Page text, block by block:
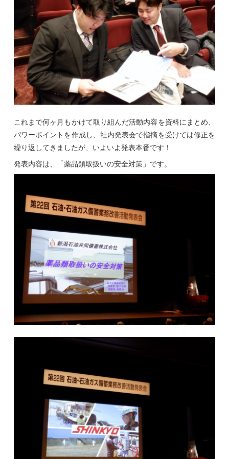
これまで何ヶ月もかけて取り組んだ活動内容を資料にまとめ、
パワーポイントを作成し、社内発表会で指摘を受けては修正を
繰り返してきましたが、いよいよ発表本番です！
発表内容は、「薬品類取扱いの安全対策」です。